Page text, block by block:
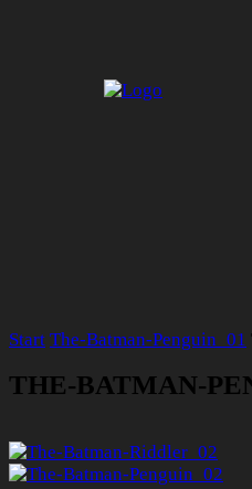
Start The-Batman-Penguin_01
THE-BATMAN-